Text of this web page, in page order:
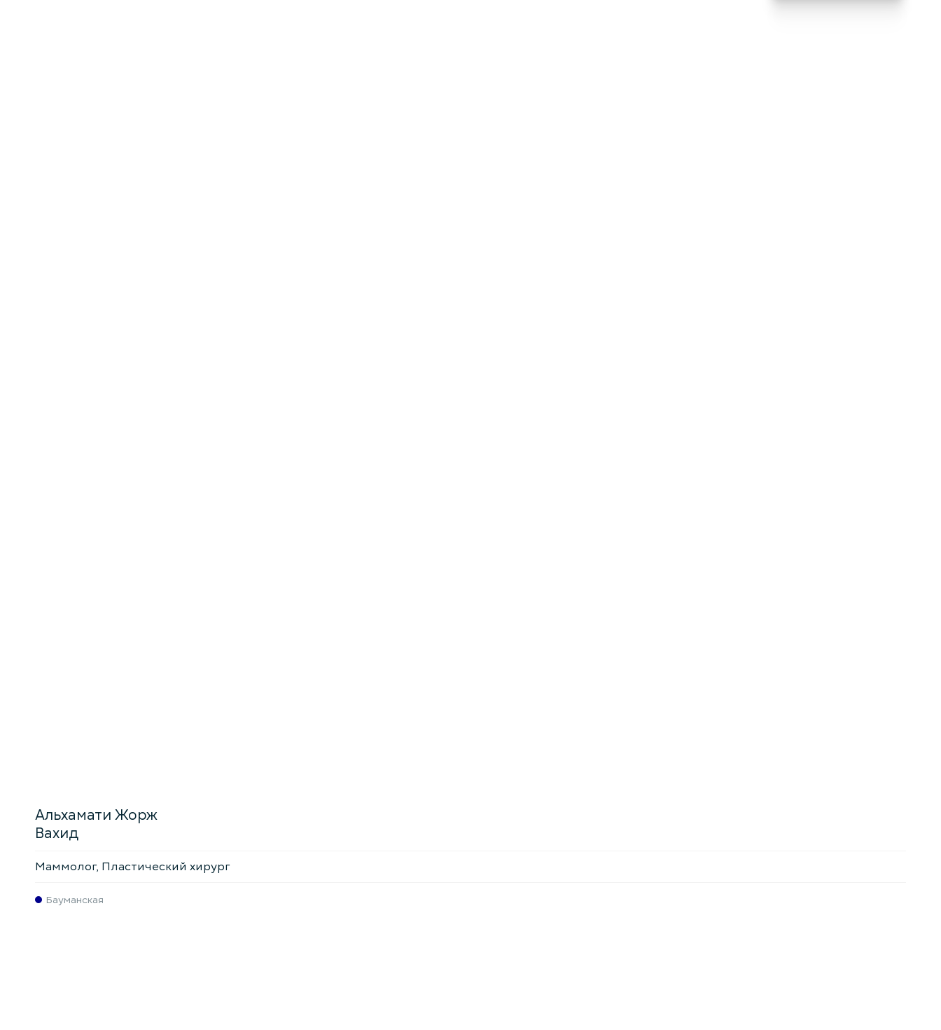
Альхамати Жорж
Вахид
Маммолог, Пластический хирург
Бауманская